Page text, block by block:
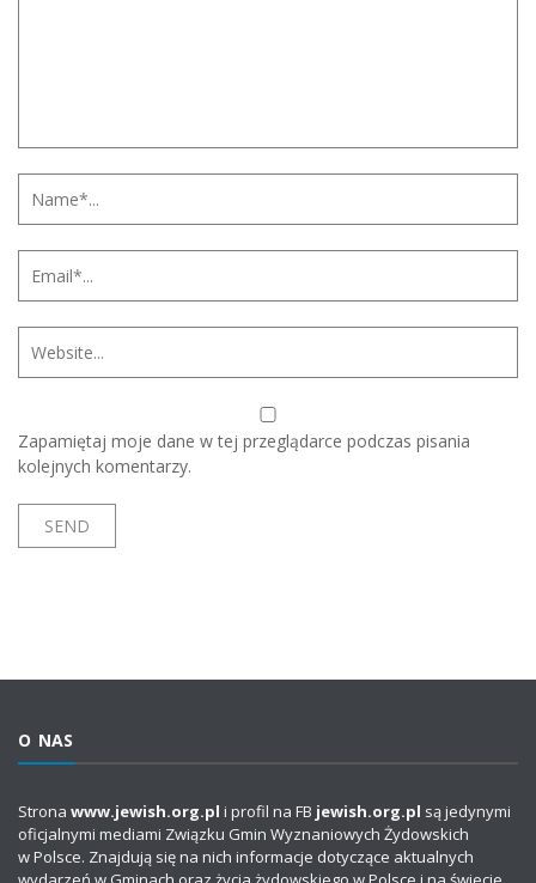
Zapamiętaj moje dane w tej przeglądarce podczas pisania
kolejnych komentarzy.
O NAS
Strona www.jewish.org.pl i profil na FB jewish.org.pl są jedynymi
oficjalnymi mediami Związku Gmin Wyznaniowych Żydowskich
w Polsce. Znajdują się na nich informacje dotyczące aktualnych